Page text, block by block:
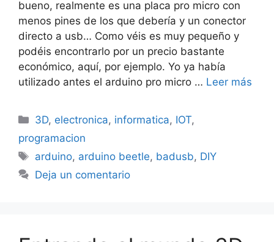
bueno, realmente es una placa pro micro con
menos pines de los que debería y un conector
directo a usb… Como véis es muy pequeño y
podéis encontrarlo por un precio bastante
económico, aquí, por ejemplo. Yo ya había
utilizado antes el arduino pro micro … Leer más
Categorías
3D, electronica, informatica, IOT,
programacion
Etiquetas
arduino, arduino beetle, badusb, DIY
Deja un comentario